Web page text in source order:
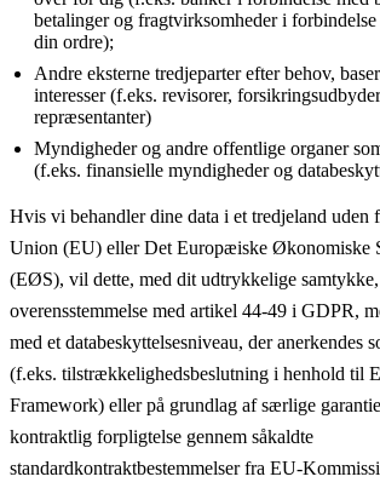
betalinger og fragtvirksomheder i forbindelse
din ordre);
Andre eksterne tredjeparter efter behov,
interesser (f.eks. revisorer,
repræsentanter)
Myndigheder og andre offentlige organer
(f.eks. finansielle myndigheder og
Hvis vi behandler dine data i et tredjeland
Union (EU) eller Det Europæiske Økonomiske
(EØS), vil dette, med dit udtrykkelige
overensstemmelse med artikel 44-49 i GDPR,
med et databeskyttelsesniveau, der anerkendes
(f.eks. tilstrækkelighedsbeslutning i henhold til
Framework) eller på grundlag af særlige
kontraktlig forpligtelse gennem såkaldte
standardkontraktbestemmelser fra EU-